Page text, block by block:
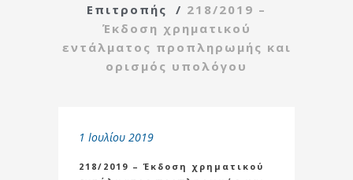
Επιτροπής
/ 218/2019 –
Έκδοση χρηματικού
εντάλματος προπληρωμής και
ορισμός υπολόγου
1 Ιουλίου 2019
218/2019 – Έκδοση χρηματικού